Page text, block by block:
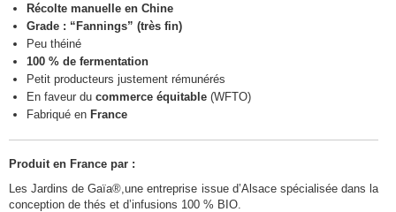
Récolte manuelle en Chine
Grade : “Fannings” (très fin)
Peu théiné
100 % de fermentation
Petit producteurs justement rémunérés
En faveur du commerce équitable (WFTO)
Fabriqué en France
Produit en France par :
Les Jardins de Gaïa®,une entreprise issue d’Alsace spécialisée dans la
conception de thés et d’infusions 100 % BIO.